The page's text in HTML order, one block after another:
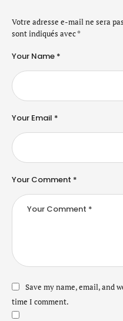
Votre adresse e-mail ne sera
sont indiqués avec*
Your Comment *
Your Name *
Your Email *
Save my name, email, and
time I comment.